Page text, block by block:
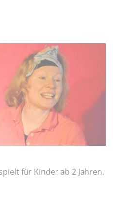
für Kinder ab 2 Jahren.